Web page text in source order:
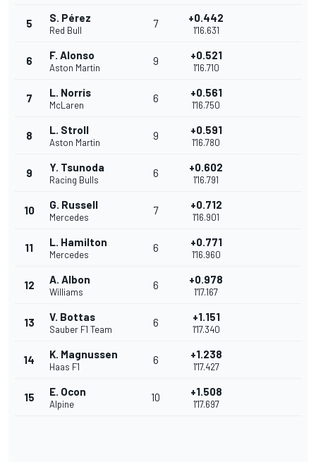
5 S. Pérez
Red Bull
7 +0.442
1'16.631
6 F. Alonso
Aston Martin
9 +0.521
1'16.710
7 L. Norris
McLaren
6 +0.561
1'16.750
8 L. Stroll
Aston Martin
9 +0.591
1'16.780
9 Y. Tsunoda
Racing Bulls
6 +0.602
1'16.791
10 G. Russell
Mercedes
7 +0.712
1'16.901
11 L. Hamilton
Mercedes
6 +0.771
1'16.960
12 A. Albon
Williams
6 +0.978
1'17.167
13 V. Bottas
Sauber F1 Team
6 +1.151
1'17.340
14 K. Magnussen
Haas F1
6 +1.238
1'17.427
15 E. Ocon
Alpine
10 +1.508
1'17.697